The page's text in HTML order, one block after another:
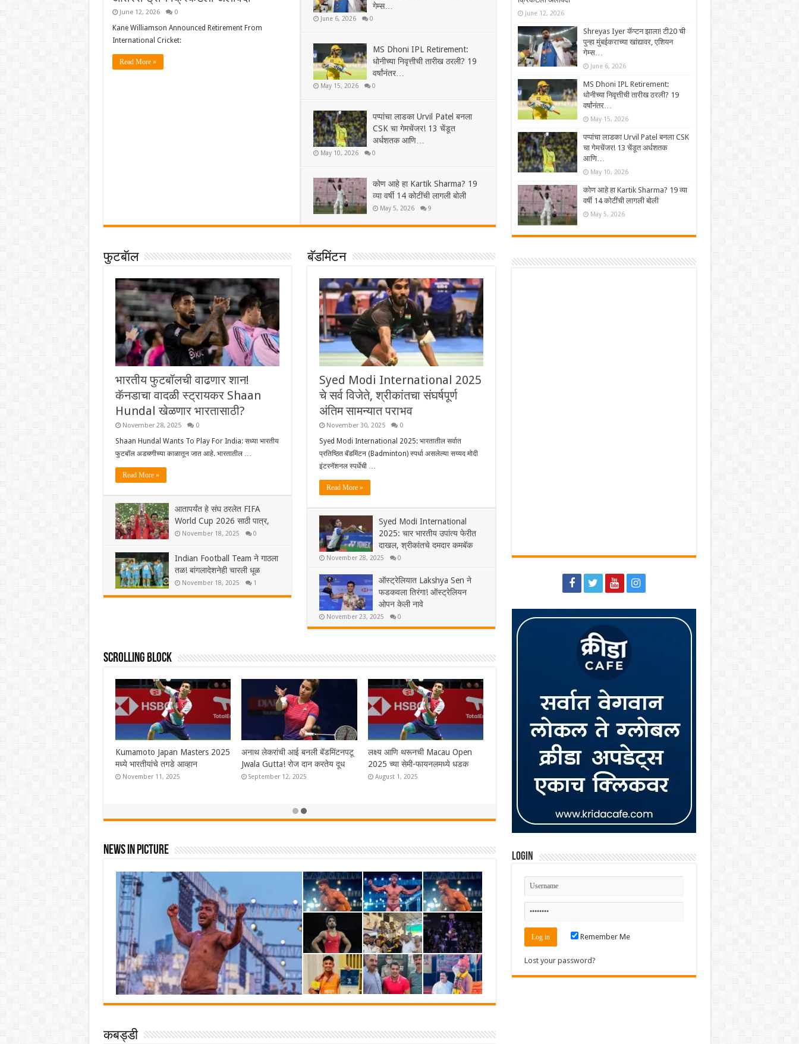
June 12, 2026 0
Kane Williamson Announced Retirement From
International Cricket:
Read More »
गेम्स…
June 6, 2026 0
MS Dhoni IPL Retirement:
धोनीच्या निवृत्तीची तारीख ठरली? 19
वर्षांनंतर…
May 15, 2026 0
पप्पांचा लाडका Urvil Patel बनला
CSK चा गेमचेंजर! 13 चेंडूत
अर्धशतक आणि…
May 10, 2026 0
कोण आहे हा Kartik Sharma? 19
व्या वर्षी 14 कोटींची लागली बोली
May 5, 2026 9
फुटबॅाल
भारतीय फुटबॉलची वाढणार शान!
कॅनडाचा वादळी स्ट्रायकर Shaan
Hundal खेळणार भारतासाठी?
November 28, 2025 0
Shaan Hundal Wants To Play For India: सध्या भारतीय
फुटबॉल अडचणीच्या काळातून जात आहे. भारतातील …
Read More »
आतापर्यंत हे संघ ठरलेत FIFA
World Cup 2026 साठी पात्र,
November 18, 2025 0
Indian Football Team ने गाठला
तळ! बांगलादेशनेही चारली धूळ
November 18, 2025 1
बॅडमिंटन
Syed Modi International 2025
चे सर्व विजेते, श्रीकांतचा संघर्षपूर्ण
अंतिम सामन्यात पराभव
November 30, 2025 0
Syed Modi International 2025: भारतातील सर्वात
प्रतिष्ठित बॅडमिंटन (Badminton) स्पर्धा असलेल्या सय्यद मोदी
इंटरनॅशनल स्पर्धेची …
Read More »
Syed Modi International
2025: चार भारतीय उपांत्य फेरीत
दाखल, श्रीकांतचे दमदार कमबॅक
November 28, 2025 0
ऑस्ट्रेलियात Lakshya Sen ने
फडकवला तिरंगा! ऑस्ट्रेलियन
ओपन केली नावे
November 23, 2025 0
Scrolling Block
Syed Modi International 2025
चे सर्व विजेते, श्रीकांतचा संघर्षपूर्ण
अंतिम सामन्यात पराभव
Syed Modi International 2025:
चार भारतीय उपांत्य फेरीत दाखल,
श्रीकांतचे दमदार कमबॅक
ऑस्ट्रेलियात Lakshya Sen ने
फडकवला तिरंगा! ऑस्ट्रेलियन ओपन
केली नावे
News In Picture
कबड्डी
June 12, 2026
Shreyas Iyer कॅप्टन झाला! टी20 ची
पुन्हा मुंबईकराच्या खांद्यावर, एशियन
गेम्स…
June 6, 2026
MS Dhoni IPL Retirement:
धोनीच्या निवृत्तीची तारीख ठरली? 19
वर्षांनंतर…
May 15, 2026
पप्पांचा लाडका Urvil Patel बनला CSK
चा गेमचेंजर! 13 चेंडूत अर्धशतक
आणि…
May 10, 2026
कोण आहे हा Kartik Sharma? 19 व्या
वर्षी 14 कोटींची लागली बोली
May 5, 2026
Login
Remember Me
Lost your password?